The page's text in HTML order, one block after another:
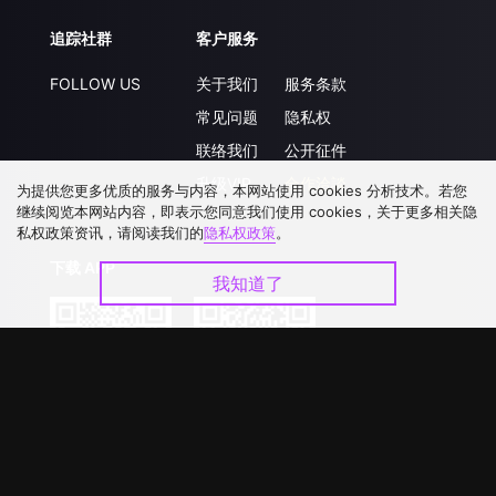
追踪社群
FOLLOW US
客户服务
关于我们
常见问题
联络我们
升级VIP
服务条款
隐私权
公开征件
合作洽談
下载 APP
为提供您更多优质的服务与内容，本网站使用 cookies 分析技术。若您
继续阅览本网站内容，即表示您同意我们使用 cookies，关于更多相关隐
私权政策资讯，请阅读我们的隐私权政策。
我知道了